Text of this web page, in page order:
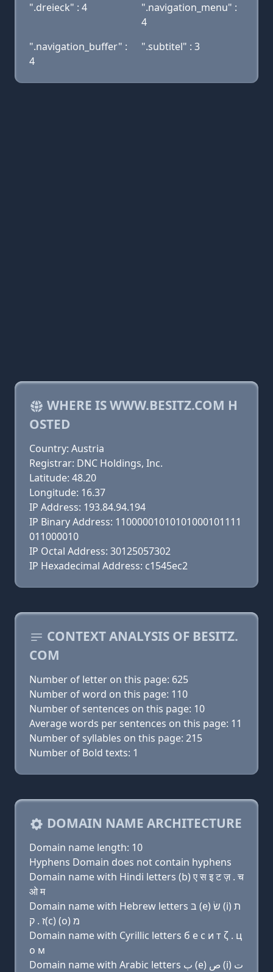
".dreieck" : 4
".navigation_menu" :
4
".navigation_buffer" :
4
".subtitel" : 3
WHERE IS WWW.BESITZ.COM H
OSTED
Country: Austria
Registrar: DNC Holdings, Inc.
Latitude: 48.20
Longitude: 16.37
IP Address: 193.84.94.194
IP Binary Address: 11000001010101000101111
011000010
IP Octal Address: 30125057302
IP Hexadecimal Address: c1545ec2
CONTEXT ANALYSIS OF BESITZ.
COM
Number of letter on this page: 625
Number of word on this page: 110
Number of sentences on this page: 10
Average words per sentences on this page: 11
Number of syllables on this page: 215
Number of Bold texts: 1
DOMAIN NAME ARCHITECTURE
Domain name length: 10
Hyphens Domain does not contain hyphens
Domain name with Hindi letters (b) ए स इ ट ज़ . च
ओ म
Domain name with Hebrew letters בּ (e) שׂ (i) ת
ז . ק(c) (ο) מ
Domain name with Cyrillic letters б e с и т ζ . ц
о м
Domain name with Arabic letters ﺏ (e) ﺹ (i) ﺕ